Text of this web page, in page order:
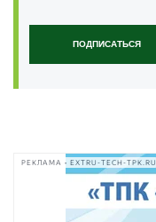
ПОДПИСАТЬСЯ
РЕКЛАМА • EXTRU-TECH-TPK.RU